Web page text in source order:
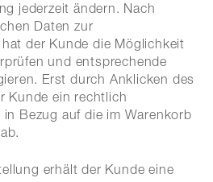
jederzeit ändern. Nach
Daten zur
der Kunde die Möglichkeit
und entsprechende
Erst durch Anklicken des
Kunde ein rechtlich
Bezug auf die im Warenkorb
erhält der Kunde eine